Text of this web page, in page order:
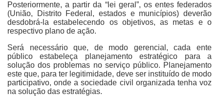
Posteriormente, a partir da “lei geral”, os entes federados
(União, Distrito Federal, estados e municípios) deverão
desdobrá-la estabelecendo os objetivos, as metas e o
respectivo plano de ação.
Será necessário que, de modo gerencial, cada ente
público estabeleça planejamento estratégico para a
solução dos problemas no serviço público. Planejamento
este que, para ter legitimidade, deve ser instituído de modo
participativo, onde a sociedade civil organizada tenha voz
na solução das estratégias.